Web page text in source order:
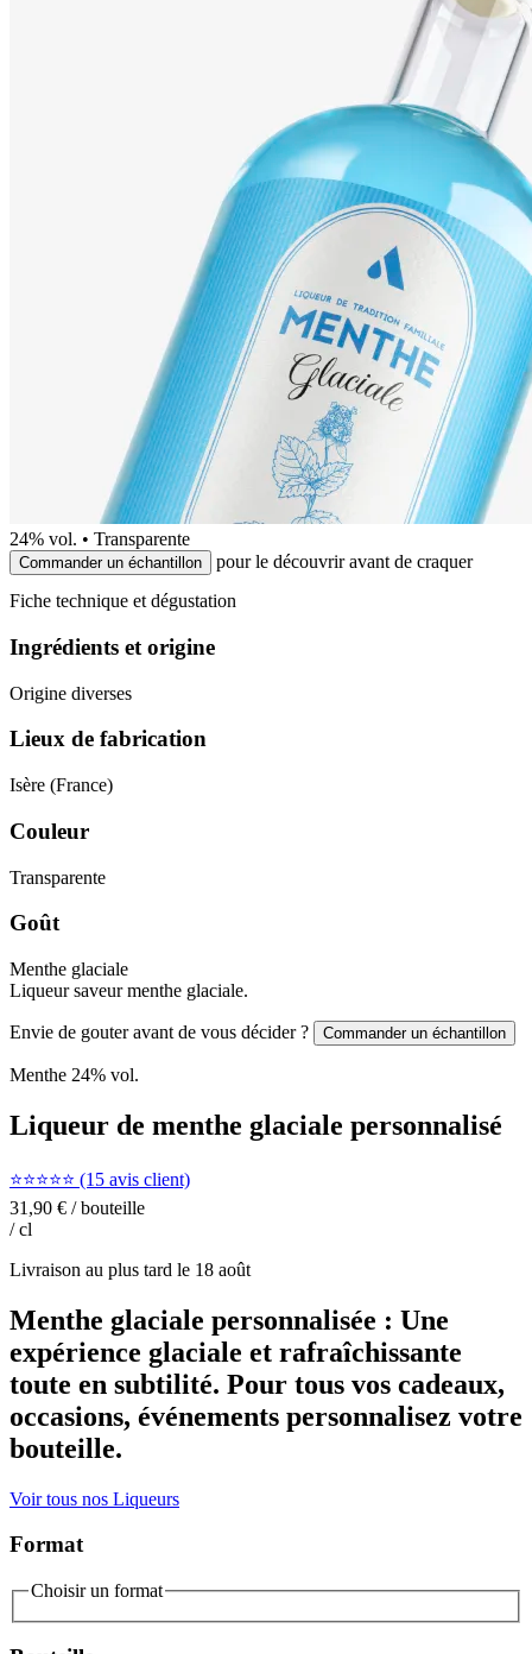
24% vol. • Transparente
Commander un échantillon
pour le découvrir avant de craquer
Fiche technique et dégustation
Ingrédients et origine
Origine diverses
Lieux de fabrication
Isère (France)
Couleur
Transparente
Goût
Menthe glaciale
Liqueur saveur menthe glaciale.
Envie de gouter avant de vous décider ? Commander un échantillon
Menthe 24% vol.
Liqueur de menthe glaciale personnalisé
⭐⭐⭐⭐⭐ (15 avis client)
31,90 € / bouteille
/ cl
Livraison au plus tard le 18 août
Menthe glaciale personnalisée : Une
expérience glaciale et rafraîchissante
toute en subtilité. Pour tous vos cadeaux,
occasions, événements personnalisez votre
bouteille.
Voir tous nos Liqueurs
Format
Choisir un format